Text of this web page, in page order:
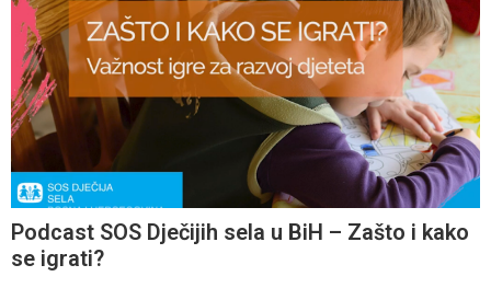
Podcast SOS Dječijih sela u BiH – Zašto i kako
se igrati?